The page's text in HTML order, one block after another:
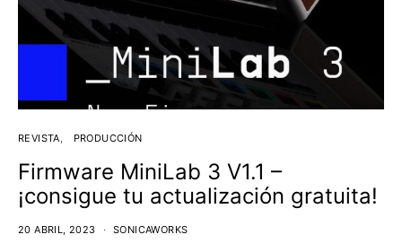
REVISTA PRODUCCIÓN
Firmware MiniLab 3 V1.1 –
¡consigue tu actualización gratuita!
20 ABRIL, 2023 SONICAWORKS